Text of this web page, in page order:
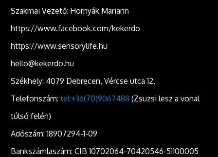
Szakmai Vezető: Hornyák Mariann
https://www.facebook.com/kekerdo
https://www.sensorylife.hu
hello@kekerdo.hu
Székhely: 4079 Debrecen, Vércse utca 12.
Telefonszám:tel:+36(70)9067488 (Zsuzsi lesz a vonal
túlsó felén)
Adószám: 18907294-1-09
Bankszámlaszám: CIB 10702064-70420546-51100005